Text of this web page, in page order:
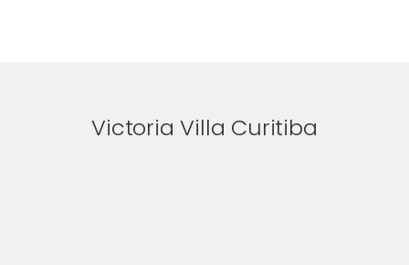
Victoria Villa Curitiba